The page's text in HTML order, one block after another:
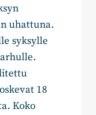
uhattuna.
syksylle
18
Koko